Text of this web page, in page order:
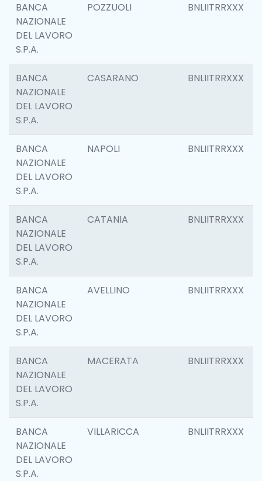
BANCA
NAZIONALE
DEL LAVORO
S.P.A.
POZZUOLI BNLIITRRXXX
BANCA
NAZIONALE
DEL LAVORO
S.P.A.
CASARANO BNLIITRRXXX
BANCA
NAZIONALE
DEL LAVORO
S.P.A.
NAPOLI BNLIITRRXXX
BANCA
NAZIONALE
DEL LAVORO
S.P.A.
CATANIA BNLIITRRXXX
BANCA
NAZIONALE
DEL LAVORO
S.P.A.
AVELLINO BNLIITRRXXX
BANCA
NAZIONALE
DEL LAVORO
S.P.A.
MACERATA BNLIITRRXXX
BANCA
NAZIONALE
DEL LAVORO
S.P.A.
VILLARICCA BNLIITRRXXX